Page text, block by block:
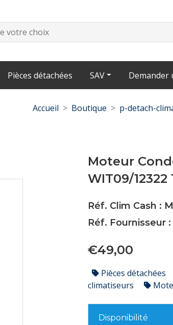
Pièces détachées SAV Demander
Accueil Boutique p-detach-
Moteur
WIT09/12322
Réf. Clim Cash :
Réf. Fournisseur
€49,00
Pièces détachées
climatiseurs
Disponibilité